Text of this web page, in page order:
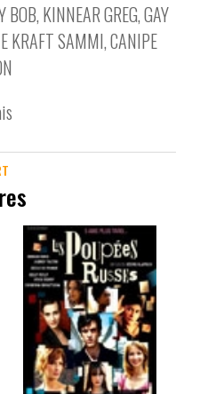
KINNEAR GREG, GAY
KRAFT SAMMI, CANIPE